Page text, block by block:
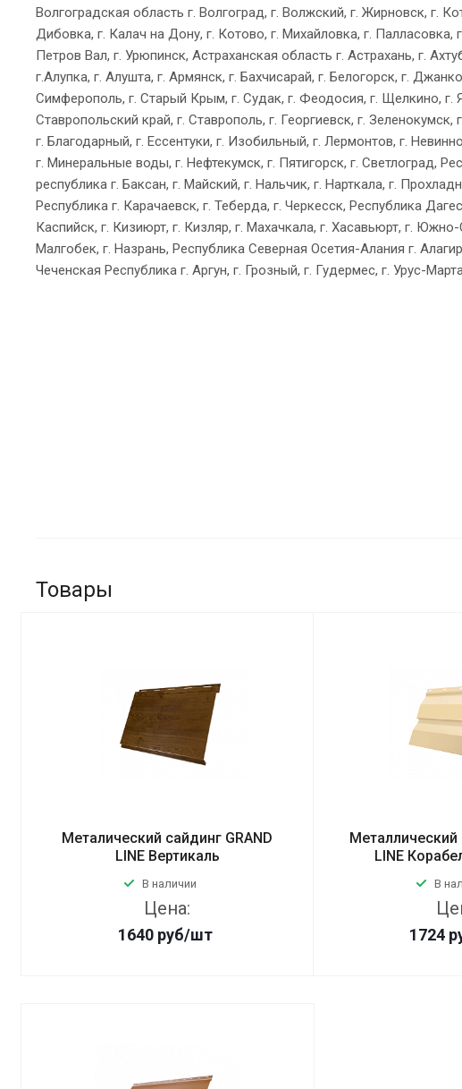
Волгоградская область г. Волгоград, г. Волжский, г. Жирновск, г.
Дибовка, г. Калач на Дону, г. Котово, г. Михайловка, г.
Петров Вал, г. Урюпинск, Астраханская область г. Астрахань, г.
г.Алупка, г. Алушта, г. Армянск, г. Бахчисарай, г. Белогорск, г.
Симферополь, г. Старый Крым, г. Судак, г. Феодосия, г. Щелкино, г.
Ставропольский край, г. Ставрополь, г. Георгиевск, г.
г. Благодарный, г. Ессентуки, г. Изобильный, г. Лермонтов, г.
г. Минеральные воды, г. Нефтекумск, г. Пятигорск, г. Светлоград,
республика г. Баксан, г. Майский, г. Нальчик, г. Нарткала, г.
Республика г. Карачаевск, г. Теберда, г. Черкесск, Республика
Каспийск, г. Кизиюрт, г. Кизляр, г. Махачкала, г. Хасавьюрт, г.
Малгобек, г. Назрань, Республика Северная Осетия-Алания г.
Чеченская Республика г. Аргун, г. Грозный, г. Гудермес, г. Урус-
Товары
Металический сайдинг GRAND
LINE Вертикаль
В наличии
Цена:
1640 руб/шт
Металлический
LINE
В
1724